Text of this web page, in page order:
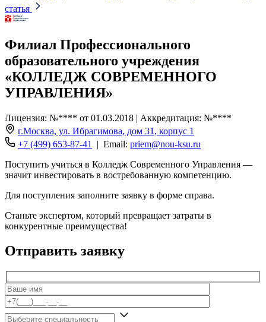
статья
Филиал Профессионального
образовательного учреждения
«КОЛЛЕДЖ СОВРЕМЕННОГО
УПРАВЛЕНИЯ»
Лицензия: №**** от 01.03.2018 | Аккредитация: №****
г.Москва, ул. Ибрагимова, дом 31, корпус 1
+7 (499) 653-87-41
| Email: priem@nou-ksu.ru
Поступить учиться в Колледж Современного Управления —
значит инвестировать в востребованную компетенцию.
Для поступления заполните заявку в форме справа.
Станьте экспертом, который превращает затраты в
конкурентные преимущества!
Отправить заявку